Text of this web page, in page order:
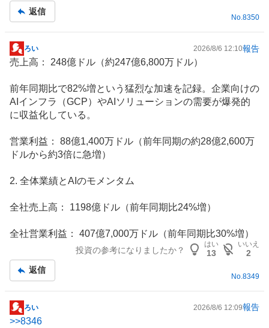
返信
No.8350
掲
示
記
事
ろい 2026/8/6 12:10報告
​売上高： 248億ドル（約247億6,800万ドル）
​前年同期比で82%増という猛烈な加速を記録。企業向けの
AI インフラ
（GCP）やAIソリューションの需要が爆発的
に収益化している。
​営業利益： 88億1,400万ドル（前年同期の約28億2,600万
ドルから約3倍に急増）
​2. 全体業績とAIのモメンタム
​全社売上高： 1198億ドル（前年同期比24%増）
​全社営業利益： 407億7,000万ドル（前年同期比30%増）
投資の参考になりましたか？
はい
13
いいえ
2
返信
No. 8349
掲
ろい 2026/8/6 12:09報告
>>8346